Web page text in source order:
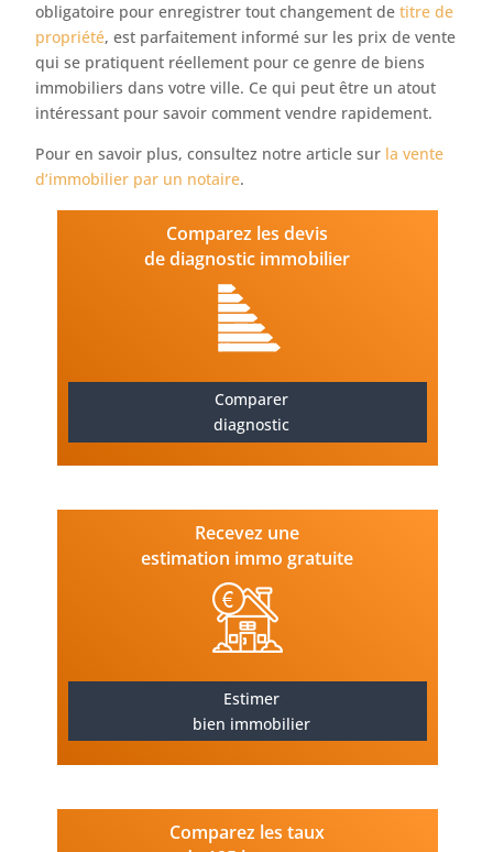
obligatoire pour enregistrer tout changement detitre de
propriété, est parfaitement informé sur les prix de vente
qui se pratiquent réellement pour ce genre de biens
immobiliers dans votre ville. Ce qui peut être un atout
intéressant pour savoir comment vendre rapidement.
Pour en savoir plus, consultez notre article sur la vente
d’immobilier par un notaire.
Comparez les devis
de diagnostic immobilier
Comparer
diagnostic
Recevez une
estimation immo gratuite
Estimer
bien immobilier
Comparez les taux